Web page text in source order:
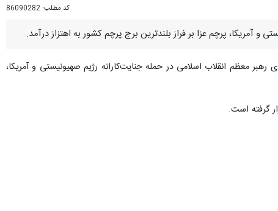
کد مطلب: 86090282